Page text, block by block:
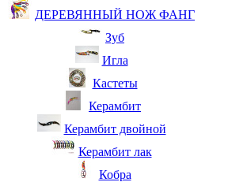
ДЕРЕВЯННЫЙ НОЖ ФАНГ
Зуб
Игла
Кастеты
Керамбит
Керамбит двойной
Керамбит лак
Кобра